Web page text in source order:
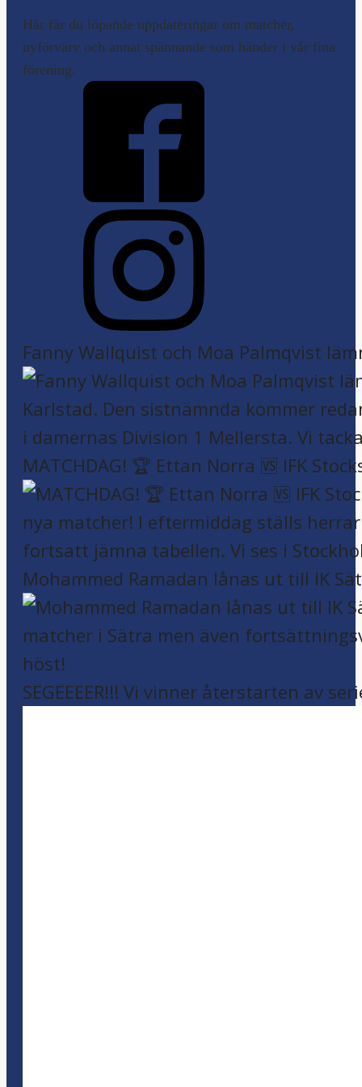
Här får du löpande uppdateringar om matcher,
nyförvärv och annat spännande som händer i vår fina
förening.
Fanny Wallquist och Moa Palmqvist
MATCHDAG! 🏆 Ettan Norra 🆚 IFK
Mohammed Ramadan lånas ut till IK
SEGEEEER!!! Vi vinner återstarten av